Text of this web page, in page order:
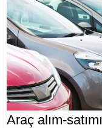
Araç alım-